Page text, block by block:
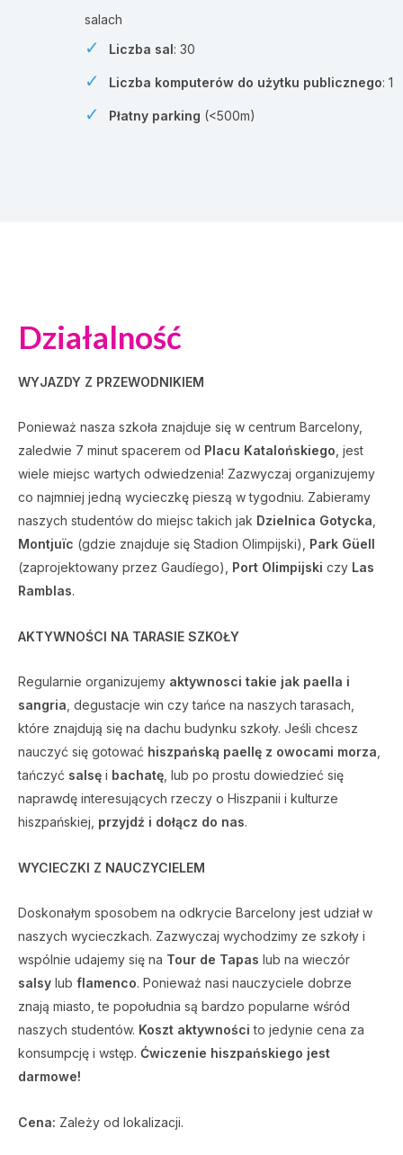
salach
Liczba sal: 30
Liczba komputerów do użytku publicznego: 1
Płatny parking (<500m)
Działalność
WYJAZDY Z PRZEWODNIKIEM
Ponieważ nasza szkoła znajduje się w centrum Barcelony,
zaledwie 7 minut spacerem od Placu Katalońskiego , jest
wiele miejsc wartych odwiedzenia! Zazwyczaj organizujemy
co najmniej jedną wycieczkę pieszą w tygodniu. Zabieramy
naszych studentów do miejsc takich jak Dzielnica Gotycka
Montjuïc (gdzie znajduje się Stadion Olimpijski), Park Güell
(zaprojektowany przez Gaudíego), Port Olimpijski czy Las
Ramblas.
AKTYWNOŚCI NA TARASIE SZKOŁY
Regularnie organizujemy aktywnosci takie jak paella i
sangria , degustacje win czy tańce na naszych tarasach,
które znajdują się na dachu budynku szkoły. Jeśli chcesz
nauczyć się gotować hiszpańską paellę z owocami morza
tańczyć salsę i bachatę , lub po prostu dowiedzieć się
naprawdę interesujących rzeczy o Hiszpanii i kulturze
hiszpańskiej, przyjdź i dołącz do nas.
WYCIECZKI Z NAUCZYCIELEM
Doskonałym sposobem na odkrycie Barcelony jest udział w
naszych wycieczkach. Zazwyczaj wychodzimy ze szkoły i
wspólnie udajemy się na Tour de Tapas lub na wieczór
salsy lub flamenco. Ponieważ nasi nauczyciele dobrze
znają miasto, te popołudnia są bardzo popularne wśród
naszych studentów. Koszt aktywności to jedynie cena za
konsumpcję i wstęp. Ćwiczenie hiszpańskiego jest
darmowe!
Cena: Zależy od lokalizacji.